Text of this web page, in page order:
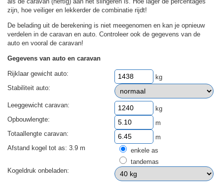
zijn, hoe veiliger en lekkerder de combinatie rijdt!
De belading uit de berekening is niet meegenomen en kan je opnieuw
verdelen in de caravan en auto. Controleer ook de gegevens van de
auto en vooral de caravan!
Gegevens van auto en caravan
Rijklaar gewicht auto:
kg
Stabiliteit auto:
Leeggewicht caravan:
kg
Opbouwlengte:
m
Totaallengte caravan:
m
Afstand kogel tot as: 3.9 m
enkele as
tandemas
Kogeldruk onbeladen: